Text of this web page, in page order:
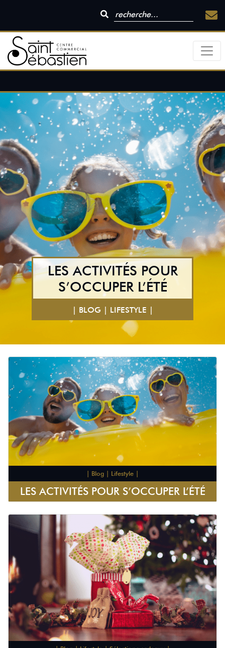
LES ACTIVITÉS POUR
S’OCCUPER L’ÉTÉ
| BLOG | LIFESTYLE |
| Blog | Lifestyle |
LES ACTIVITÉS POUR S’OCCUPER L’ÉTÉ